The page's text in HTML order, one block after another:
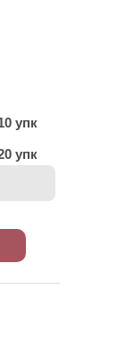
упк
упк